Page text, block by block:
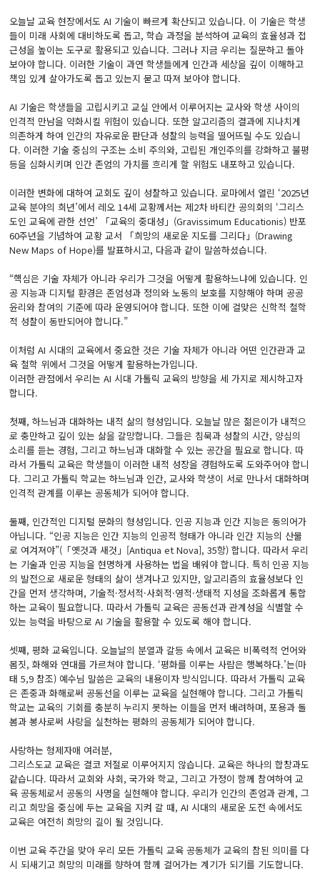
오늘날 교육 현장에서도 AI 기술이 빠르게 확산되고 있습니다. 이 기술은 학생
들이 미래 사회에 대비하도록 돕고, 학습 과정을 분석하여 교육의 효율성과 접
근성을 높이는 도구로 활용되고 있습니다. 그러나 지금 우리는 질문하고 돌아
보아야 합니다. 이러한 기술이 과연 학생들에게 인간과 세상을 깊이 이해하고
책임 있게 살아가도록 돕고 있는지 묻고 따져 보아야 합니다.
AI 기술은 학생들을 고립시키고 교실 안에서 이루어지는 교사와 학생 사이의
인격적 만남을 약화시킬 위험이 있습니다. 또한 알고리즘의 결과에 지나치게
의존하게 하여 인간의 자유로운 판단과 성찰의 능력을 떨어뜨릴 수도 있습니
다. 이러한 기술 중심의 구조는 소비 주의와, 고립된 개인주의를 강화하고 불평
등을 심화시키며 인간 존엄의 가치를 흐리게 할 위험도 내포하고 있습니다.
이러한 변화에 대하여 교회도 깊이 성찰하고 있습니다. 로마에서 열린 ‘2025년
교육 분야의 희년’에서 레오 14세 교황께서는 제2차 바티칸 공의회의 ‘그리스
도인 교육에 관한 선언’ 「교육의 중대성」(Gravissimum Educationis) 반포
60주년을 기념하여 교황 교서 「희망의 새로운 지도를 그리다」(Drawing
New Maps of Hope)를 발표하시고, 다음과 같이 말씀하셨습니다.
“핵심은 기술 자체가 아니라 우리가 그것을 어떻게 활용하느냐에 있습니다. 인
공 지능과 디지털 환경은 존엄성과 정의와 노동의 보호를 지향해야 하며 공공
윤리와 참여의 기준에 따라 운영되어야 합니다. 또한 이에 걸맞은 신학적 철학
적 성찰이 동반되어야 합니다.”
이처럼 AI 시대의 교육에서 중요한 것은 기술 자체가 아니라 어떤 인간관과 교
육 철학 위에서 그것을 어떻게 활용하는가입니다.
이러한 관점에서 우리는 AI 시대 가톨릭 교육의 방향을 세 가지로 제시하고자
합니다.
첫째, 하느님과 대화하는 내적 삶의 형성입니다. 오늘날 많은 젊은이가 내적으
로 충만하고 깊이 있는 삶을 갈망합니다. 그들은 침묵과 성찰의 시간, 양심의
소리를 듣는 경험, 그리고 하느님과 대화할 수 있는 공간을 필요로 합니다. 따
라서 가톨릭 교육은 학생들이 이러한 내적 성장을 경험하도록 도와주어야 합니
다. 그리고 가톨릭 학교는 하느님과 인간, 교사와 학생이 서로 만나서 대화하며
인격적 관계를 이루는 공동체가 되어야 합니다.
둘째, 인간적인 디지털 문화의 형성입니다. 인공 지능과 인간 지능은 동의어가
아닙니다. “인공 지능은 인간 지능의 인공적 형태가 아니라 인간 지능의 산물
로 여겨져야”(「옛것과 새것」[Antiqua et Nova], 35항) 합니다. 따라서 우리
는 기술과 인공 지능을 현명하게 사용하는 법을 배워야 합니다. 특히 인공 지능
의 발전으로 새로운 형태의 삶이 생겨나고 있지만, 알고리즘의 효율성보다 인
간을 먼저 생각하며, 기술적·정서적·사회적·영적·생태적 지성을 조화롭게 통합
하는 교육이 필요합니다. 따라서 가톨릭 교육은 공동선과 관계성을 식별할 수
있는 능력을 바탕으로 AI 기술을 활용할 수 있도록 해야 합니다.
셋째, 평화 교육입니다. 오늘날의 분열과 갈등 속에서 교육은 비폭력적 언어와
몸짓, 화해와 연대를 가르쳐야 합니다. ‘평화를 이루는 사람은 행복하다.’는(마
태 5,9 참조) 예수님 말씀은 교육의 내용이자 방식입니다. 따라서 가톨릭 교육
은 존중과 화해로써 공동선을 이루는 교육을 실현해야 합니다. 그리고 가톨릭
학교는 교육의 기회를 충분히 누리지 못하는 이들을 먼저 배려하며, 포용과 돌
봄과 봉사로써 사랑을 실천하는 평화의 공동체가 되어야 합니다.
사랑하는 형제자매 여러분,
그리스도교 교육은 결코 저절로 이루어지지 않습니다. 교육은 하나의 합창과도
같습니다. 따라서 교회와 사회, 국가와 학교, 그리고 가정이 함께 참여하여 교
육 공동체로서 공동의 사명을 실현해야 합니다. 우리가 인간의 존엄과 관계, 그
리고 희망을 중심에 두는 교육을 지켜 갈 때, AI 시대의 새로운 도전 속에서도
교육은 여전히 희망의 길이 될 것입니다.
이번 교육 주간을 맞아 우리 모든 가톨릭 교육 공동체가 교육의 참된 의미를 다
시 되새기고 희망의 미래를 향하여 함께 걸어가는 계기가 되기를 기도합니다.